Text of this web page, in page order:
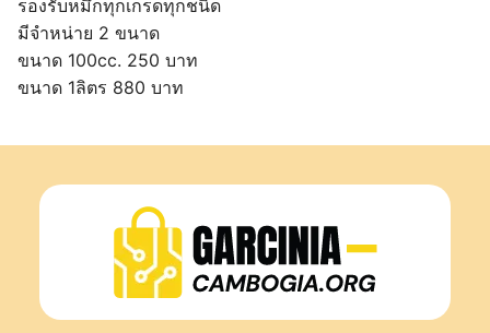
รองรับหมึกทุกเกรดทุกชนิด
มีจำหน่าย 2 ขนาด
ขนาด 100cc. 250 บาท
ขนาด 1ลิตร 880 บาท